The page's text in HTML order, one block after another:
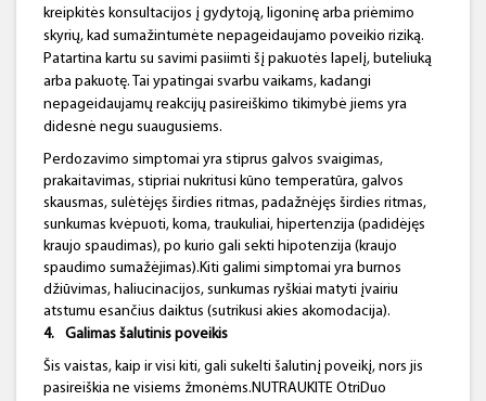
kreipkitės konsultacijos į gydytoją, ligoninę arba priėmimo
skyrių, kad sumažintumėte nepageidaujamo poveikio riziką.
Patartina kartu su savimi pasiimti šį pakuotės lapelį, buteliuką
arba pakuotę. Tai ypatingai svarbu vaikams, kadangi
nepageidaujamų reakcijų pasireiškimo tikimybė jiems yra
didesnė negu suaugusiems.
Perdozavimo simptomai yra stiprus galvos svaigimas,
prakaitavimas, stipriai nukritusi kūno temperatūra, galvos
skausmas, sulėtėjęs širdies ritmas, padažnėjęs širdies ritmas,
sunkumas kvėpuoti, koma, traukuliai, hipertenzija (padidėjęs
kraujo spaudimas), po kurio gali sekti hipotenzija (kraujo
spaudimo sumažėjimas).Kiti galimi simptomai yra burnos
džiūvimas, haliucinacijos, sunkumas ryškiai matyti įvairiu
atstumu esančius daiktus (sutrikusi akies akomodacija).
4.
Galimas šalutinis poveikis
Šis vaistas, kaip ir visi kiti, gali sukelti šalutinį poveikį, nors jis
pasireiškia ne visiems žmonėms.NUTRAUKITE OtriDuo